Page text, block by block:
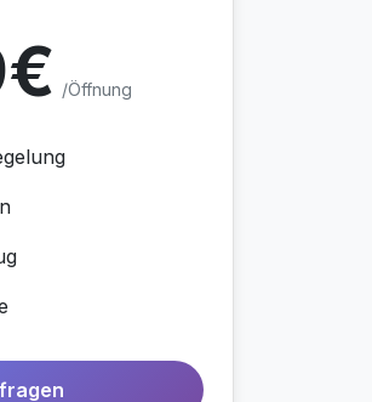
/Öffnung